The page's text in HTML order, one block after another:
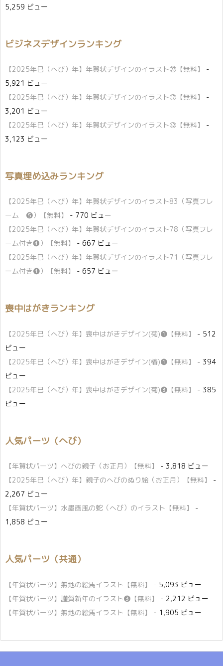
5,259 ビュー
ビジネスデザインランキング
【2025年巳（へび）年】年賀状デザインのイラスト㉗【無料】
-
5,921 ビュー
【2025年巳（へび）年】年賀状デザインのイラスト⑰【無料】
-
3,201 ビュー
【2025年巳（へび）年】年賀状デザインのイラスト㊷【無料】
-
3,123 ビュー
写真埋め込みランキング
【2025年巳（へび）年】年賀状デザインのイラスト83（写真フレ
ーム ❺）【無料】
- 770 ビュー
【2025年巳（へび）年】年賀状デザインのイラスト78（写真フレ
ーム付き❹）【無料】
- 667 ビュー
【2025年巳（へび）年】年賀状デザインのイラスト71（写真フレ
ーム付き❶）【無料】
- 657 ビュー
喪中はがきランキング
【2025年巳（へび）年】喪中はがきデザイン(菊)❶【無料】
- 512
ビュー
【2025年巳（へび）年】喪中はがきデザイン(椿)❶【無料】
- 394
ビュー
【2025年巳（へび）年】喪中はがきデザイン(菊)❸【無料】
- 385
ビュー
人気パーツ（へび）
【年賀状パーツ】へびの親子（お正月）【無料】
- 3,818 ビュー
【2025年巳（へび）年】親子のへびのぬり絵（お正月）【無料】
-
2,267 ビュー
【年賀状パーツ】水墨画風の蛇（へび）のイラスト【無料】
-
1,858 ビュー
人気パーツ（共通）
【年賀状パーツ】無地の絵馬イラスト【無料】
- 5,093 ビュー
【年賀状パーツ】謹賀新年のイラスト❸【無料】
- 2,212 ビュー
【年賀状パーツ】無地の絵馬イラスト【無料】
- 1,905 ビュー